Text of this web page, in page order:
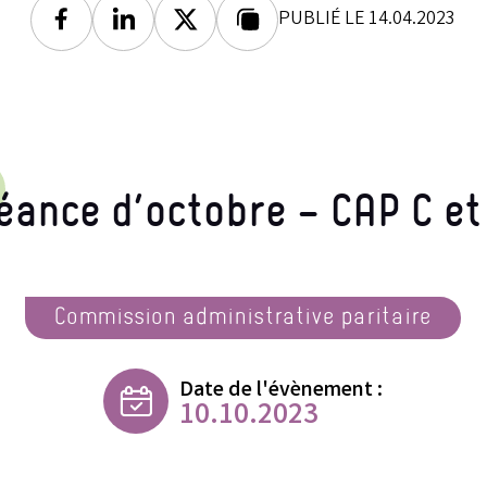
FacebookLinkedinTwitterLien copié
PUBLIÉ LE 14.04.2023
d’octobre – CAP C
Commission administrative paritaire
Date de l'évènement :
10.10.2023